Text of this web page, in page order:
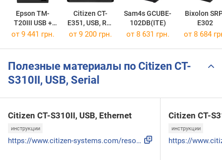
Epson TM-
T20III USB +
Serial
Citizen CT-
E351, USB, RS-
232
Sam4s GCUBE-
102DB(ITE)
Bixolon
E302
от 9 441 грн. от 9 200 грн. от 8 631 грн. от 8 684
Полезные материалы по Citizen CT-
S310II, USB, Serial
Citizen CT-S310II, USB, Ethernet
инструкции
https://www.citizen-systems.com/resource/support/POS/Manual...
Citizen CT-
инструкции